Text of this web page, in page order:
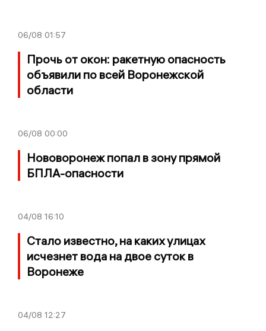
06/08 01:57
Прочь от окон: ракетную опасность
объявили по всей Воронежской
области
06/08 00:00
Нововоронеж попал в зону прямой
БПЛА-опасности
04/08 16:10
Стало известно, на каких улицах
исчезнет вода на двое суток в
Воронеже
04/08 12:27